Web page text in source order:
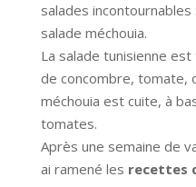
salades
salade méchouia.
La salade tunisienne
de concombre, tomate,
méchouia est cuite, à
tomates.
Après une semaine de
ai ramené les recettes